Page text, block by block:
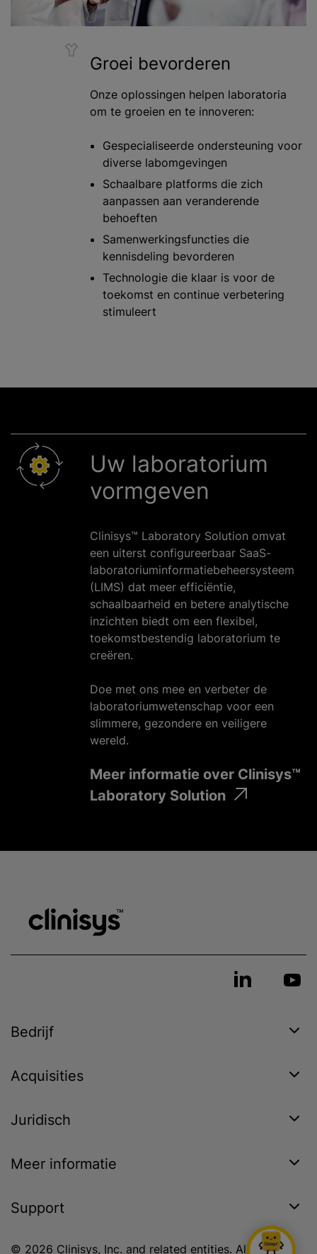
Groei bevorderen
Onze oplossingen helpen laboratoria
om te groeien en te innoveren:
Gespecialiseerde ondersteuning voor
diverse labomgevingen
Schaalbare platforms die zich
aanpassen aan veranderende
behoeften
Samenwerkingsfuncties die
kennisdeling bevorderen
Technologie die klaar is voor de
toekomst en continue verbetering
stimuleert
Uw laboratorium
vormgeven
Clinisys™ Laboratory Solution omvat
een uiterst configureerbaar SaaS-
laboratoriuminformatiebeheersysteem
(LIMS) dat meer efficiëntie,
schaalbaarheid en betere analytische
inzichten biedt om een flexibel,
toekomstbestendig laboratorium te
creëren.
Doe met ons mee en verbeter de
laboratoriumwetenschap voor een
slimmere, gezondere en veiligere
wereld.
Meer informatie over Clinisys™
Laboratory Solution
Bedrijf
Acquisities
Juridisch
Meer informatie
Support
© 2026 Clinisys, Inc. and related entities. All rights